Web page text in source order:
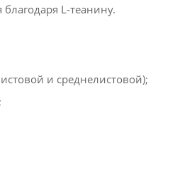
L-теанину.
и среднелистовой);